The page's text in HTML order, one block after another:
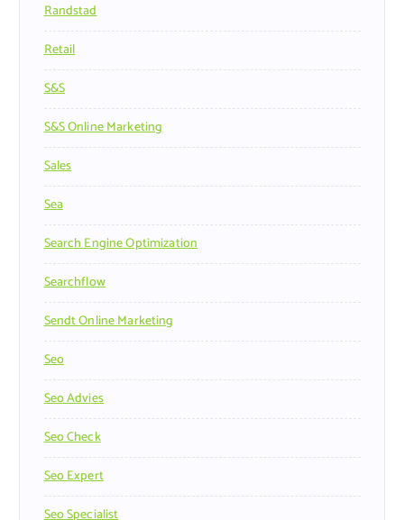
Randstad
Retail
S&s
S&s Online Marketing
Sales
Sea
Search Engine Optimization
Searchflow
Sendt Online Marketing
Seo
Seo Advies
Seo Check
Seo Expert
Seo Specialist